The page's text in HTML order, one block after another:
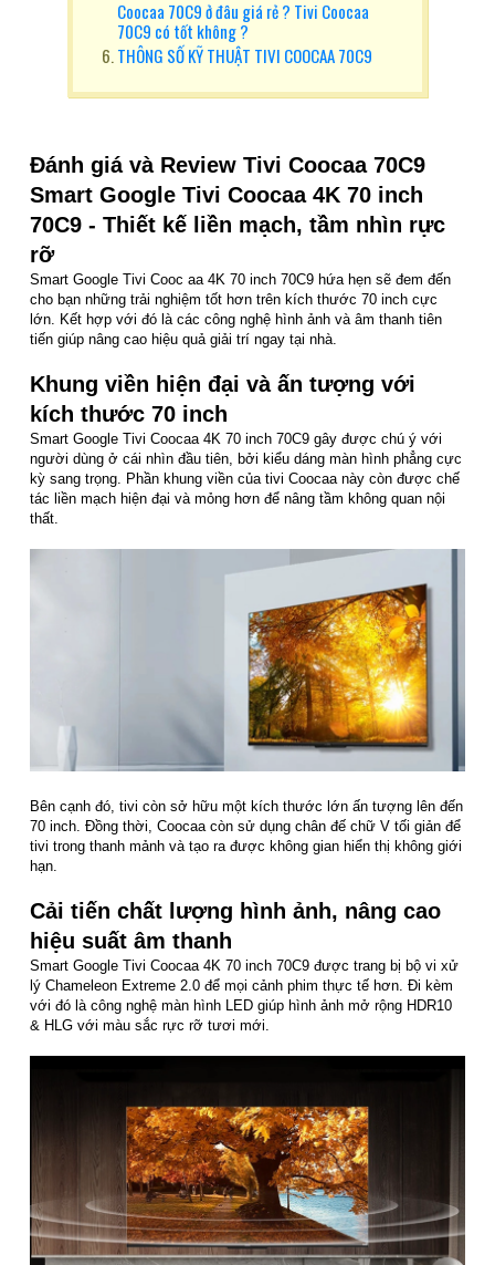
Coocaa 70C9 ở đâu giá rẻ ? Tivi Coocaa
70C9 có tốt không ?
THÔNG SỐ KỸ THUẬT TIVI COOCAA 70C9
Đánh giá và Review Tivi Coocaa 70C9
Smart Google Tivi Coocaa 4K 70 inch
70C9 - Thiết kế liền mạch, tầm nhìn rực
rỡ
Smart Google Tivi Cooc aa 4K 70 inch 70C9 hứa hẹn sẽ đem đến
cho bạn những trải nghiệm tốt hơn trên kích thước 70 inch cực
lớn. Kết hợp với đó là các công nghệ hình ảnh và âm thanh tiên
tiến giúp nâng cao hiệu quả giải trí ngay tại nhà.
Khung viền hiện đại và ấn tượng với
kích thước 70 inch
Smart Google Tivi Coocaa 4K 70 inch 70C9 gây được chú ý với
người dùng ở cái nhìn đầu tiên, bởi kiểu dáng màn hình phẳng cực
kỳ sang trọng. Phần khung viền của tivi Coocaa này còn được chế
tác liền mạch hiện đại và mỏng hơn để nâng tầm không quan nội
thất.
Bên cạnh đó, tivi còn sở hữu một kích thước lớn ấn tượng lên đến
70 inch. Đồng thời, Coocaa còn sử dụng chân đế chữ V tối giản để
tivi trong thanh mảnh và tạo ra được không gian hiển thị không giới
hạn.
Cải tiến chất lượng hình ảnh, nâng cao
hiệu suất âm thanh
Smart Google Tivi Coocaa 4K 70 inch 70C9 được trang bị bộ vi xử
lý Chameleon Extreme 2.0 để mọi cảnh phim thực tế hơn. Đi kèm
với đó là công nghệ màn hình LED giúp hình ảnh mở rộng HDR10
& HLG với màu sắc rực rỡ tươi mới.